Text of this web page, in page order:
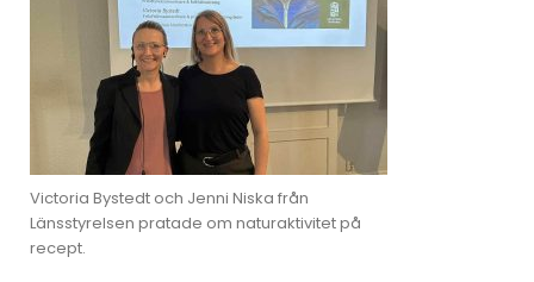
Victoria Bystedt och Jenni Niska från
Länsstyrelsen pratade om naturaktivitet på
recept.